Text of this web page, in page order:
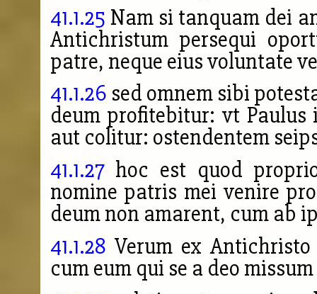
41.1.25 Nam si tanquam dei
Antichristum persequi
patre, neque eius voluntate
41.1.26 sed omnem sibi
deum profitebitur: vt
aut colitur: ostendentem
41.1.27hoc est quod
nomine patris mei venire
deum non amarent, cum ab
41.1.28 Verum ex
cum eum qui se a deo